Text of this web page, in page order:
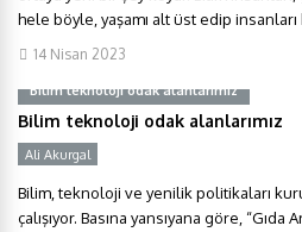
hele böyle, yaşamı alt üst edip
14 Nisan 2023
Bilim teknoloji odak alanlarımız
Bilim teknoloji odak alanlarımız
Ali Akurgal
Bilim, teknoloji ve yenilik politikaları
çalışıyor. Basına yansıyana göre,